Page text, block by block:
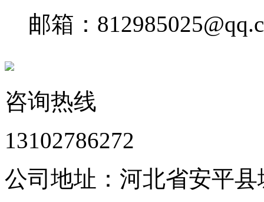
邮箱：
咨询热线
13102786272
公司地址：河北省安平